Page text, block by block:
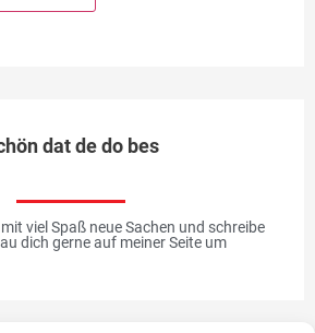
dat de do bes
viel Spaß neue Sachen und schreibe
dich gerne auf meiner Seite um